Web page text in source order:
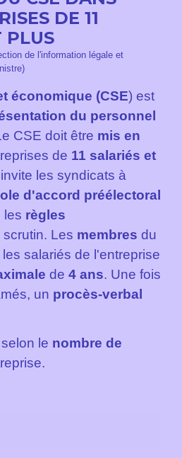
DE 11
PLUS
de l'information légale et
économique (CSE) est
du personnel
CSE doit être mis en
de 11 salariés et
les syndicats à
d'accord préélectoral
les règles
scrutin. Les membres du
les salariés de l'entreprise
de 4 ans. Une fois
un procès-verbal
le nombre de